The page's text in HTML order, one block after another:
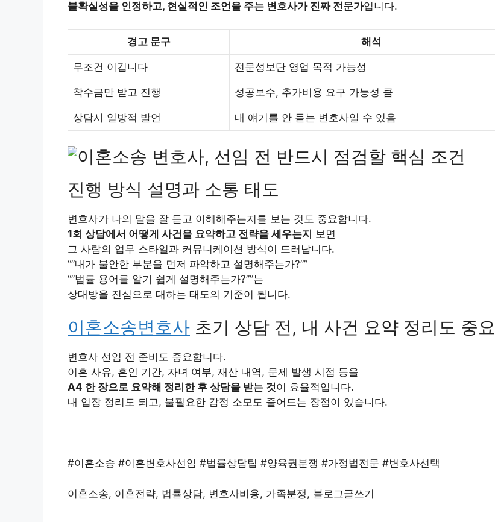
불확실성을 인정하고, 현실적인 조언을 주는 변호사가 진짜 전문가입니다.
경고 문구 해석
무조건 이깁니다 전문성보단 영업 목적 가능성
착수금만 받고 진행 성공보수, 추가비용 요구 가능성 큼
상담시 일방적 발언 내 얘기를 안 듣는 변호사일 수 있음
진행 방식 설명과 소통 태도
변호사가 나의 말을 잘 듣고 이해해주는지를 보는 것도 중요합니다.
1회 상담에서 어떻게 사건을 요약하고 전략을 세우는지 보면
그 사람의 업무 스타일과 커뮤니케이션 방식이 드러납니다.
“”내가 불안한 부분을 먼저 파악하고 설명해주는가?””
“”법률 용어를 알기 쉽게 설명해주는가?””는
상대방을 진심으로 대하는 태도의 기준이 됩니다.
이혼소송변호사 초기 상담 전, 내 사건 요약 정리도 중요
변호사 선임 전 준비도 중요합니다.
이혼 사유, 혼인 기간, 자녀 여부, 재산 내역, 문제 발생 시점 등을
A4 한 장으로 요약해 정리한 후 상담을 받는 것이 효율적입니다.
내 입장 정리도 되고, 불필요한 감정 소모도 줄어드는 장점이 있습니다.
#이혼소송 #이혼변호사선임 #법률상담팁 #양육권분쟁 #가정법전문 #변호사선택
이혼소송, 이혼전략, 법률상담, 변호사비용, 가족분쟁, 블로그글쓰기